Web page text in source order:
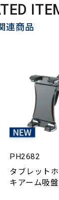
連商品
PH2682
タブレット
キアーム吸盤